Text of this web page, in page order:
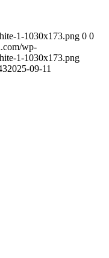
1-1030x173.png 0 0
wp-
1-1030x173.png
2025-09-11